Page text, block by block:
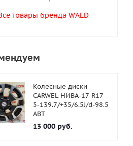
PX267
+35/8J/BKF
товары бренда WALD
Колесные диски
CARWEL НИВА-17 R17
5-139.7/+35/6.5J/d-98.5
ABT
13 000руб.